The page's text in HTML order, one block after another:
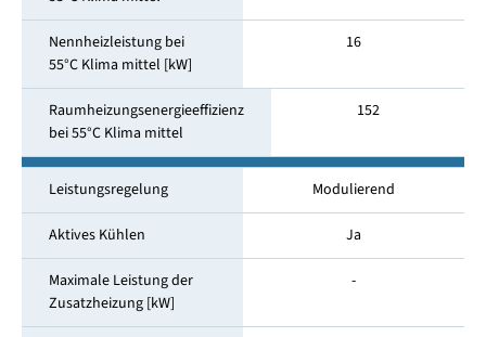
Nennheizleistung bei
55°C Klima mittel [kW]
16
Raumheizungsenergieeffizienz
bei 55°C Klima mittel
152
Leistungsregelung Modulierend
Aktives Kühlen Ja
Maximale Leistung der
Zusatzheizung [kW]
-